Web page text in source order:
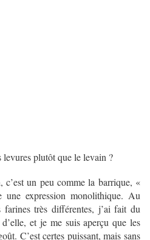
plutôt que le levain ?
c’est un peu comme la barrique, «
expression monolithique. Au
farines très différentes, j’ai fait du
et je me suis aperçu que les
C’est certes puissant, mais sans